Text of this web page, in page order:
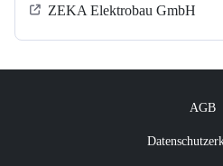
ZEKA Elektrobau GmbH
AGB